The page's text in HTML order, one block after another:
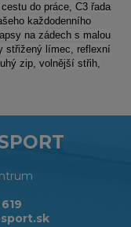
do práce, C3 řada
každodenního
na zádech s malou
střižený límec, reflexní
zip, volnější střih,